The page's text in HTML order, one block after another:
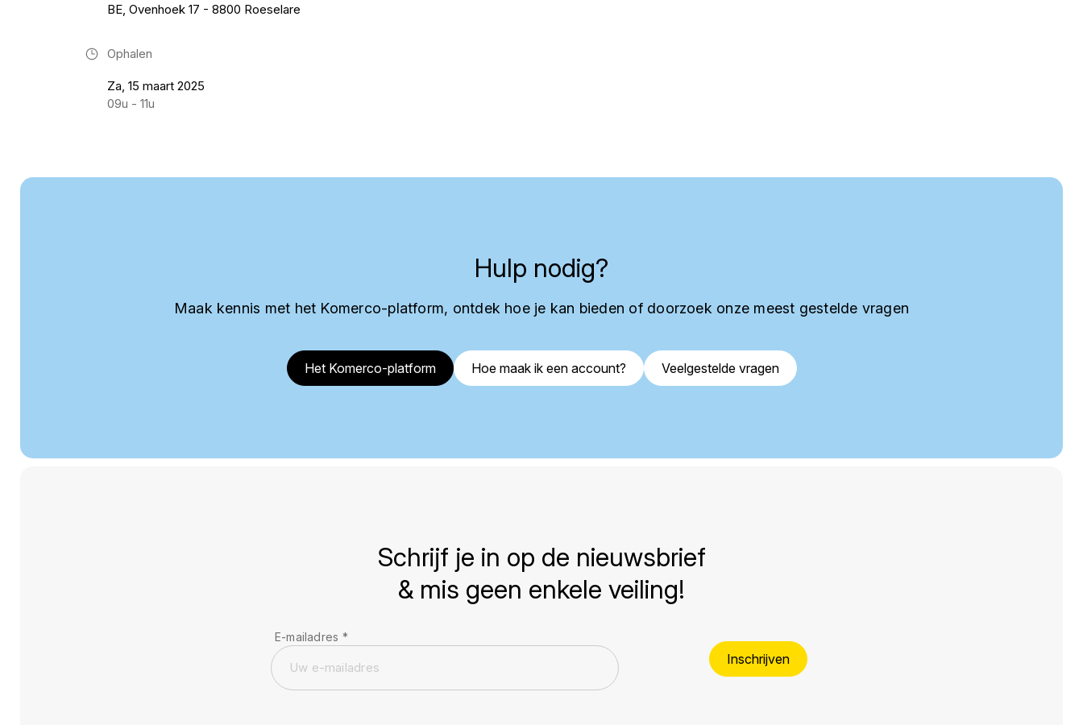
BE, Ovenhoek 17 - 8800 Roeselare
Ophalen
Za, 15 maart 2025
09u - 11u
Hulp nodig?
Maak kennis met het Komerco-platform, ontdek hoe je kan bieden of doorzoek onze meest gestelde vragen
Het Komerco-platform Hoe maak ik een account? Veelgestelde vragen
Schrijf je in op de nieuwsbrief
& mis geen enkele veiling!
E-mailadres *
Inschrijven